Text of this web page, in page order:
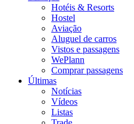
Hotéis & Resorts
Hostel
Aviação
Aluguel de carros
Vistos e passagens
WePlann
Comprar passagens
Últimas
Notícias
Vídeos
Listas